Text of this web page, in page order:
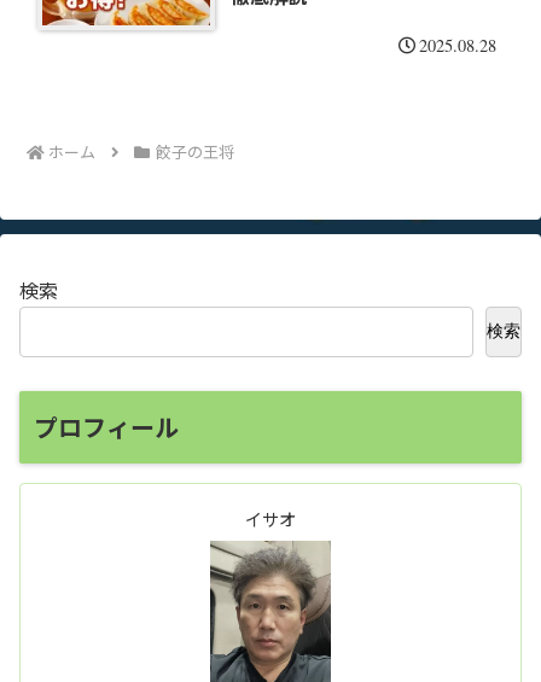
2025.08.28
ホーム 餃子の王将
検索
検索
プロフィール
イサオ